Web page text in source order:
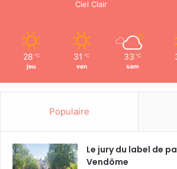
Ciel Clair
28 ℃
jeu
31 ℃
ven
33 ℃
sam
Populaire
Le jury du label de
Vendôme